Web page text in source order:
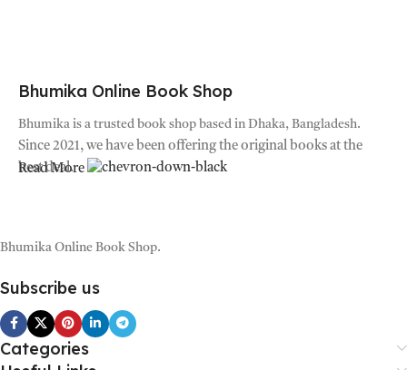
Bhumika Online Book Shop
Bhumika is a trusted book shop based in Dhaka, Bangladesh.
Since 2021, we have been offering the original books at the
best deal.
Read More
Bhumika Online Book Shop.
Subscribe us
Categories